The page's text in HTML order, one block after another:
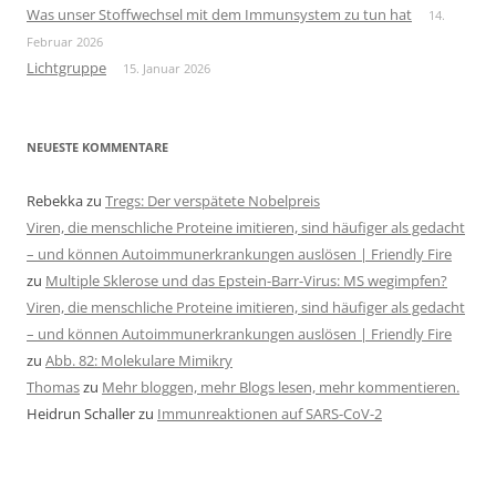
Was unser Stoffwechsel mit dem Immunsystem zu tun hat
14.
Februar 2026
Lichtgruppe 15. Januar 2026
NEUESTE KOMMENTARE
Rebekkazu Tregs: Der verspätete Nobelpreis
Viren, die menschliche Proteine imitieren, sind häufiger als gedacht
– und können Autoimmunerkrankungen auslösen | Friendly Fire
zu Multiple Sklerose und das Epstein-Barr-Virus: MS wegimpfen?
Viren, die menschliche Proteine imitieren, sind häufiger als gedacht
– und können Autoimmunerkrankungen auslösen | Friendly Fire
zu Abb. 82: Molekulare Mimikry
Thomaszu Mehr bloggen, mehr Blogs lesen, mehr kommentieren.
Heidrun Schallerzu Immunreaktionen auf SARS-CoV-2